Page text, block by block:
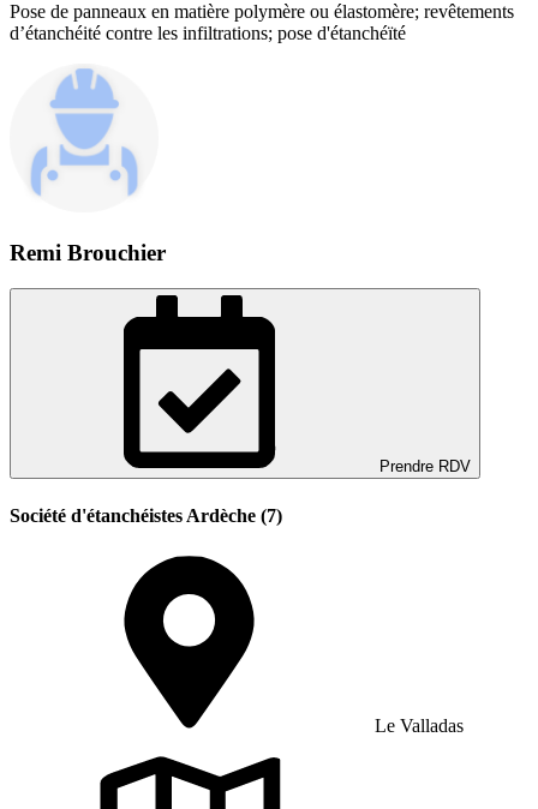
Pose de panneaux en matière polymère ou élastomère; revêtements
d’étanchéité contre les infiltrations; pose d'étanchéïté
Remi Brouchier
Prendre RDV
Société d'étanchéistes Ardèche (7)
Le Valladas